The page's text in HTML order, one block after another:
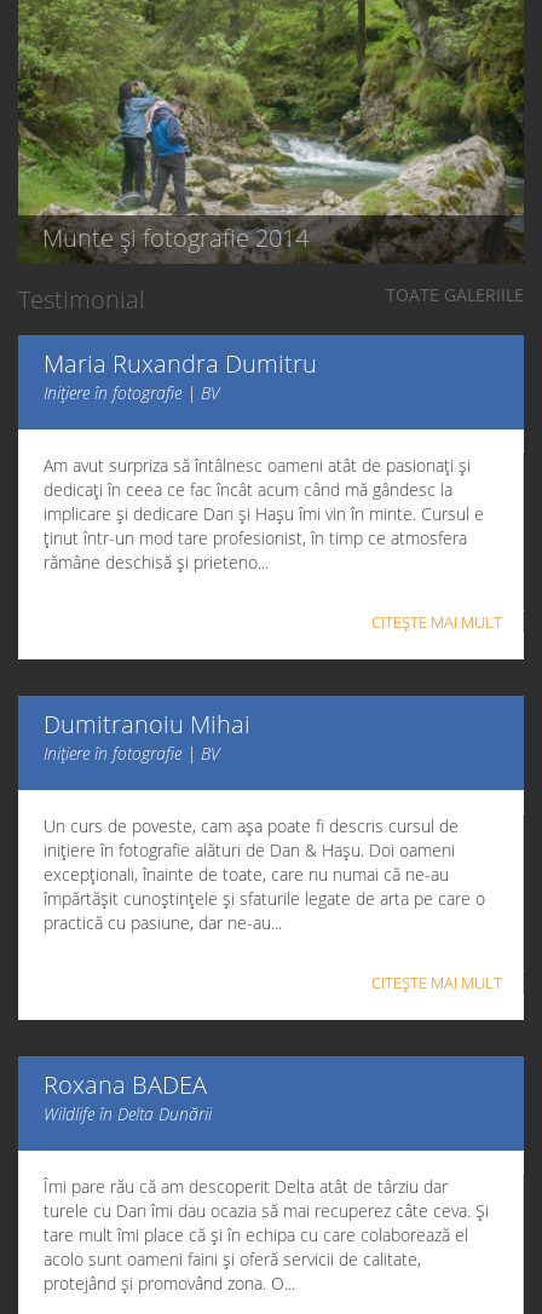
Munte și fotografie 2014
Testimonial
TOATE GALERIILE
Maria Ruxandra Dumitru
Inițiere în fotografie | BV
Am avut surpriza să întâlnesc oameni atât de pasionați și
dedicați în ceea ce fac încât acum când mă gândesc la
implicare și dedicare Dan și Hașu îmi vin în minte. Cursul e
ținut într-un mod tare profesionist, în timp ce atmosfera
rămâne deschisă și prieteno...
CITEȘTE MAI MULT
Dumitranoiu Mihai
Inițiere în fotografie | BV
Un curs de poveste, cam așa poate fi descris cursul de
inițiere în fotografie alături de Dan & Hașu. Doi oameni
excepționali, înainte de toate, care nu numai că ne-au
împărtășit cunoștințele și sfaturile legate de arta pe care o
practică cu pasiune, dar ne-au...
CITEȘTE MAI MULT
Roxana BADEA
Wildlife în Delta Dunării
Îmi pare rău că am descoperit Delta atât de târziu dar
turele cu Dan îmi dau ocazia să mai recuperez câte ceva. Și
tare mult îmi place că și în echipa cu care colaborează el
acolo sunt oameni faini și oferă servicii de calitate,
protejând și promovând zona. O...